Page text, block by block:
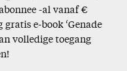
-al vanaf €
e-book ‘Genade
volledige toegang